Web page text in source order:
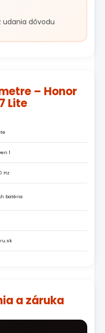
udania dôvodu
– Honor
Lite
1
Hz
batéria
a záruka